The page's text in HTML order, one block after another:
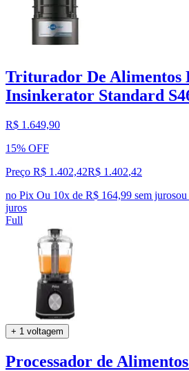
Triturador De Alimentos
Insinkerator Standard
R$ 1.649,90
15% OFF
Preço R$ 1.402,42R$ 1.402,42
no Pix Ou 10x de R$ 164,99 sem jurosou
juros
Full
+ 1 voltagem
Processador de